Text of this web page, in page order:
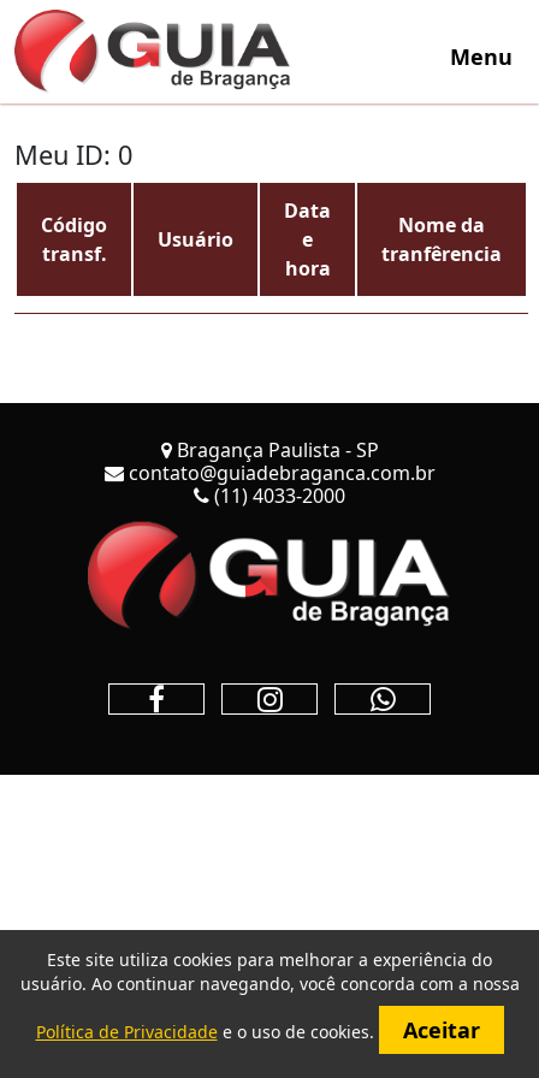
Menu
Meu ID: 0
Código
transf.
Usuário
Data
e
hora
Nome da
tranfêrencia
Bragança Paulista - SP
contato@guiadebraganca.com.br
(11) 4033-2000
Este site utiliza cookies para melhorar a experiência do
usuário. Ao continuar navegando, você concorda com a nossa
Política de Privacidadee o uso de cookies. Aceitar